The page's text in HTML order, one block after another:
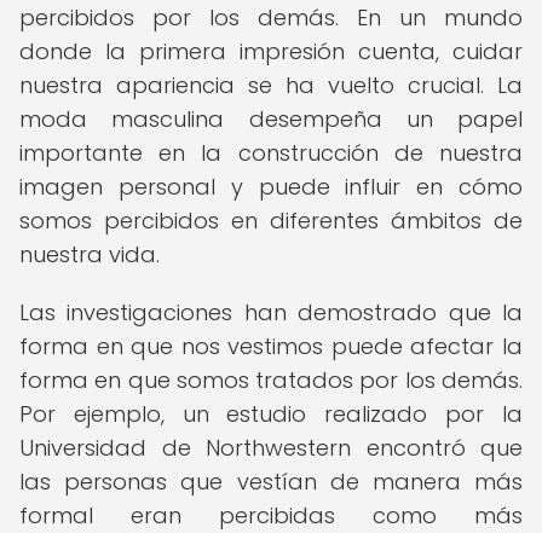
percibidos por los demás. En un mundo
donde la primera impresión cuenta, cuidar
nuestra apariencia se ha vuelto crucial. La
moda masculina desempeña un papel
importante en la construcción de nuestra
imagen personal y puede influir en cómo
somos percibidos en diferentes ámbitos de
nuestra vida.
Las investigaciones han demostrado que la
forma en que nos vestimos puede afectar la
forma en que somos tratados por los demás.
Por ejemplo, un estudio realizado por la
Universidad de Northwestern encontró que
las personas que vestían de manera más
formal eran percibidas como más